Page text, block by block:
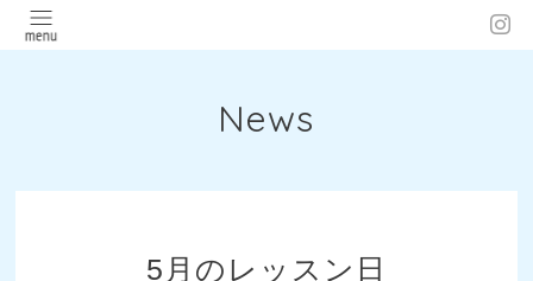
News
5月のレッスン日